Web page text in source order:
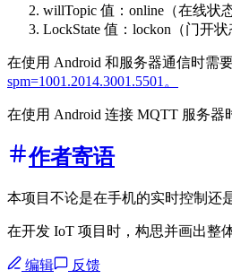
willTopic 值：online（在线状
LockState 值：lockon（门开
在使用 Android 和服务器通信时需
spm=1001.2014.3001.5501。
在使用 Android 连接 MQTT 服务器
作者寄语
本项目不论是在手机的实时控制还
在开发 IoT 项目时，构思并画出整
编辑 反馈